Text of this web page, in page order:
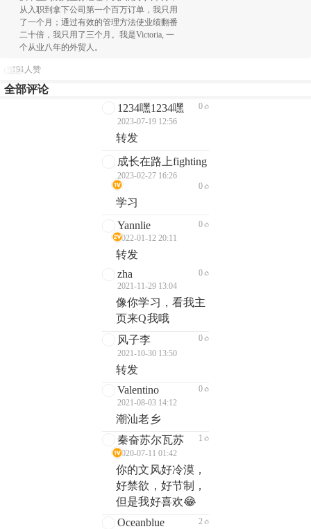
从入职到拿下公司第一个百万订单，我只用
了一个月；通过有效的管理方法使业绩翻番
二十倍，我只用了三个月。我是Victoria, 一
个从业八年的外贸人。
191人赞
全部评论
1234嘿1234嘿
2023-07-19 12:56
0
转发
成长在路上fighting
2023-02-27 16:26
0
学习
Yannlie
2022-01-12 20:11
0
转发
zha
2021-11-29 13:04
0
像你学习，看我主
页来Q我哦
风子李
2021-10-30 13:50
0
转发
Valentino
2021-08-03 14:12
0
潮汕老乡
秦奋苏尔瓦苏
2020-07-11 01:42
1
你的文风好冷漠，
好禁欲，好节制，
但是我好喜欢😂
Oceanblue
2